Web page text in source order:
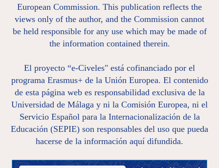
European Commission. This publication reflects the
views only of the author, and the Commission cannot
be held responsible for any use which may be made of
the information contained therein.
El proyecto “e-Civeles" está cofinanciado por el
programa Erasmus+ de la Unión Europea. El contenido
de esta página web es responsabilidad exclusiva de la
Universidad de Málaga y ni la Comisión Europea, ni el
Servicio Español para la Internacionalización de la
Educación (SEPIE) son responsables del uso que pueda
hacerse de la información aquí difundida.